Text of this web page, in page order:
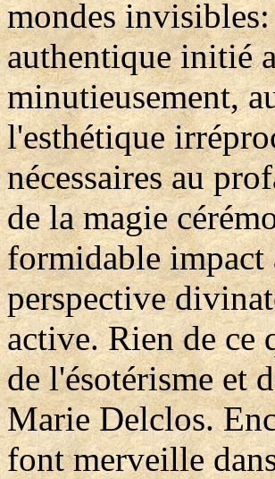
mondes
authentique initié
minutieusement,
l'esthétique
nécessaires au
de la magie
formidable impact
perspective
active. Rien de ce
de l'ésotérisme et
Marie Delclos.
font merveille